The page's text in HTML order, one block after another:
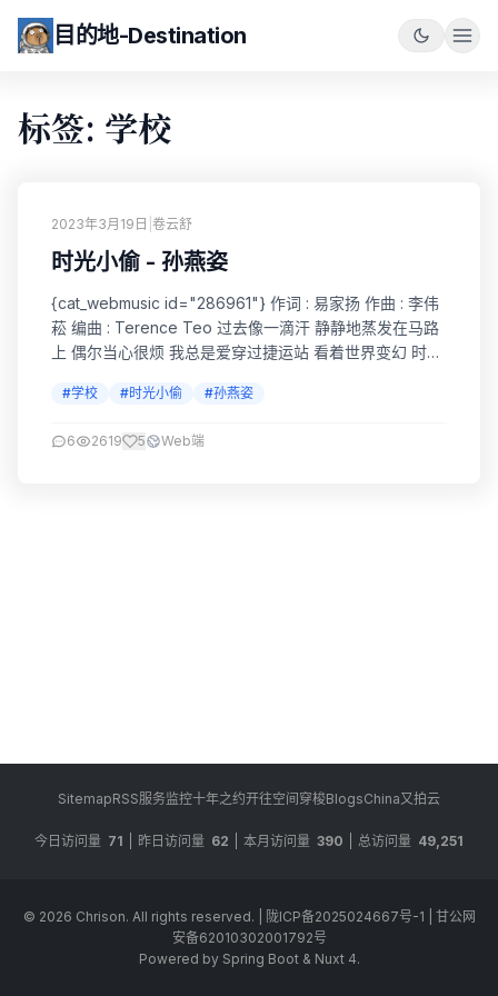
目的地-Destination
标签: 学校
2023年3月19日 卷云舒
时光小偷 - 孙燕姿
{cat_webmusic id="286961"} 作词 : 易家扬 作曲 : 李伟
菘 编曲 : Terence Teo 过去像一滴汗 静静地蒸发在马路
上 偶尔当心很烦 我总是爱穿过捷运站 看着世界变幻 时光
有了歌能唱 回忆很美 未来很慢 我的故事 因此写到一半 风
我也一样 过去像...
#学校 #时光小偷 #孙燕姿
6 2619 5 Web端
SitemapRSS服务监控十年之约开往空间穿梭BlogsChina又拍云
今日访问量 71 昨日访问量 62 本月访问量 390 总访问量 49,251
© 2026 Chrison. All rights reserved. 陇ICP备2025024667号-1
甘公网
安备62010302001792号
Powered by Spring Boot & Nuxt 4.